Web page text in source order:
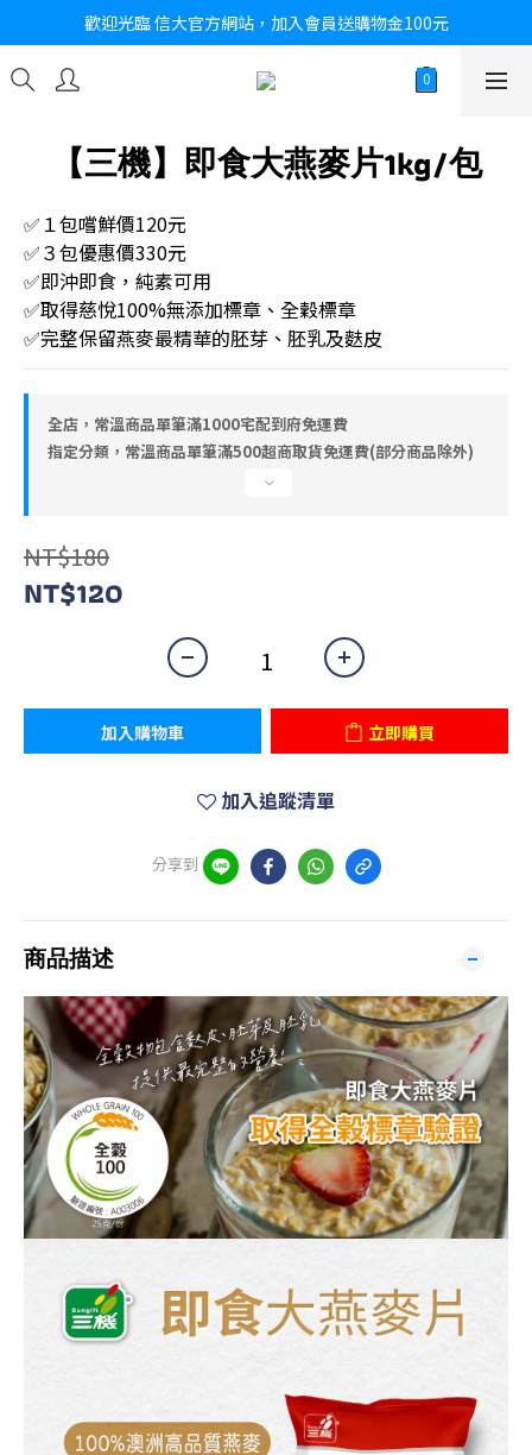
歡迎光臨 信大官方網站，加入會員送購物金100元
【三機】即食大燕麥片1kg/包
✅１包嚐鮮價120元
✅３包優惠價330元
✅即沖即食，純素可用
✅取得慈悅100%無添加標章、全穀標章
✅完整保留燕麥最精華的胚芽、胚乳及麩皮
全店，常溫商品單筆滿1000宅配到府免運費
指定分類，常溫商品單筆滿500超商取貨免運費(部分商品除外)
NT$180
NT$120
加入購物車 立即購買
加入追蹤清單
分享到
商品描述